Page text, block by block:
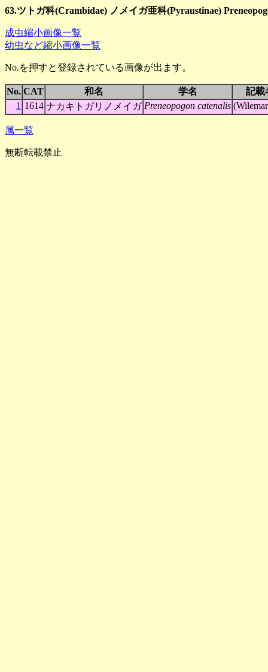
63.ツトガ科(Crambidae) ノメイガ亜科(Pyraustinae)
成虫縮小画像一覧
幼虫など縮小画像一覧
No.を押すと登録されている画像が出ます。
No. CAT 和名 学名
記載
1 1614 ナカキトガリノメイガ Preneopogon catenalis
属一覧
無断転載禁止